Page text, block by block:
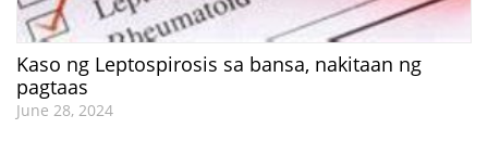
Kaso ng Leptospirosis sa bansa, nakitaan ng
pagtaas
June 28, 2024